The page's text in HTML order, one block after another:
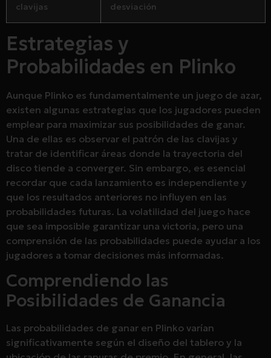
clavijas
desviación
Estrategias y
Probabilidades en Plinko
Aunque Plinko es fundamentalmente un juego de azar,
existen algunas estrategias que los jugadores pueden
emplear para maximizar sus posibilidades de ganar.
Una de ellas es observar el patrón de las clavijas y
tratar de identificar áreas donde la trayectoria del
disco tiende a converger. Sin embargo, es esencial
recordar que cada lanzamiento es independiente y
que los resultados anteriores no influyen en las
probabilidades futuras. La volatilidad del juego hace
que sea imposible garantizar una victoria, pero una
comprensión de las probabilidades puede ayudar a los
jugadores a tomar decisiones más informadas.
Comprendiendo las
Posibilidades de Ganancia
Las probabilidades de ganar en Plinko varían
significativamente según el diseño del tablero y la